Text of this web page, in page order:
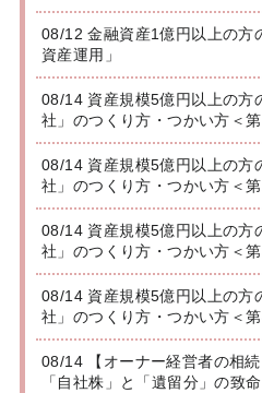
08/12 金融資産1億円以上の方
資産運用」
08/14 資産規模5億円以上の方
社」のつくり方・つかい方＜
08/14 資産規模5億円以上の方
社」のつくり方・つかい方＜
08/14 資産規模5億円以上の方
社」のつくり方・つかい方＜
08/14 資産規模5億円以上の方
社」のつくり方・つかい方＜
08/14 【オーナー経営者の相続
「自社株」と「遺留分」の致